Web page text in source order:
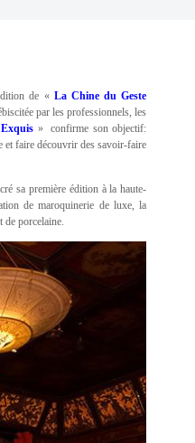
de « La Chine du Geste
par les professionnels, les
» confirme son objectif:
et faire découvrir des savoir-faire
sa première édition à la haute-
de maroquinerie de luxe, la
de porcelaine.